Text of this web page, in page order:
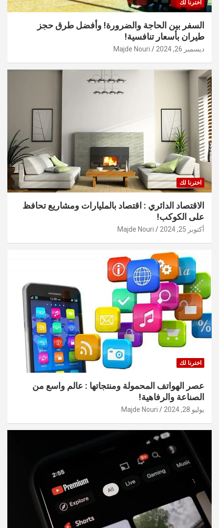
اخترنا لك
السفر بين الحاجة والضرورة! وأفضل طرق حجز
طيران بأسعار تنافسية!
ديسمبر 26, 2024 Majde Nouri
اخترنا لك
الاقتصاد الدائري : اقتصاد بالمليارات ومشاريع تحافظ
على الكوكب!
أكتوبر 25, 2024 Majde Nouri
اخترنا لك
عصر الهواتف المحمولة ومنتجاتها : عالم واسع من
الصناعة والرفاهية!
يوليو 28, 2024 Majde Nouri